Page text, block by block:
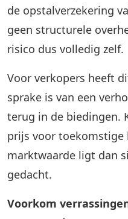
de opstalverzekering
geen structurele
risico dus volledig zelf.
Voor verkopers heeft
sprake is van een
terug in de biedingen.
prijs voor toekomstige
marktwaarde ligt dan
gedacht.
Voorkom